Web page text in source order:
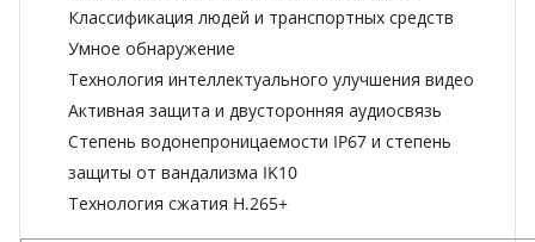
Классификация людей и транспортных средств
Умное обнаружение
Технология интеллектуального улучшения видео
Активная защита и двусторонняя аудиосвязь
Степень водонепроницаемости IP67 и степень
защиты от вандализма IK10
Технология сжатия H.265+